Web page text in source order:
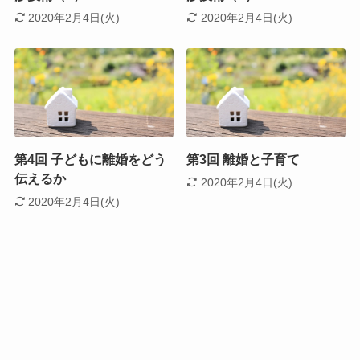
2020年2月4日(火) 2020年2月4日(火)
第4回 子どもに離婚をどう
伝えるか
2020年2月4日(火)
第3回 離婚と子育て
2020年2月4日(火)